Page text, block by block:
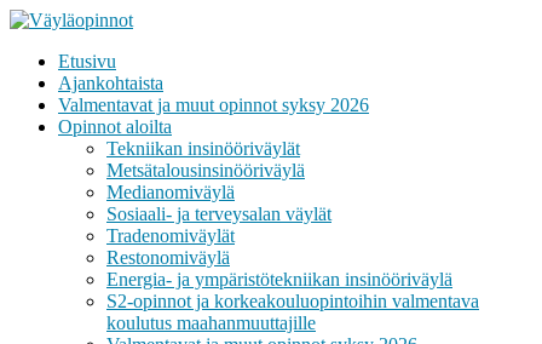
Skip
content
VÄYLÄOPINNOT
Etusivu
Ajankohtaista
Valmentavat ja muut opinnot syksy 2026
Opinnot aloilta
Tekniikan insinööriväylät
Metsätalousinsinööriväylä
Medianomiväylä
Sosiaali- ja terveysalan väylät
Tradenomiväylät
Restonomiväylä
Energia- ja ympäristötekniikan insinööriväylä
S2-opinnot ja korkeakouluopintoihin valmentava
koulutus maahanmuuttajille